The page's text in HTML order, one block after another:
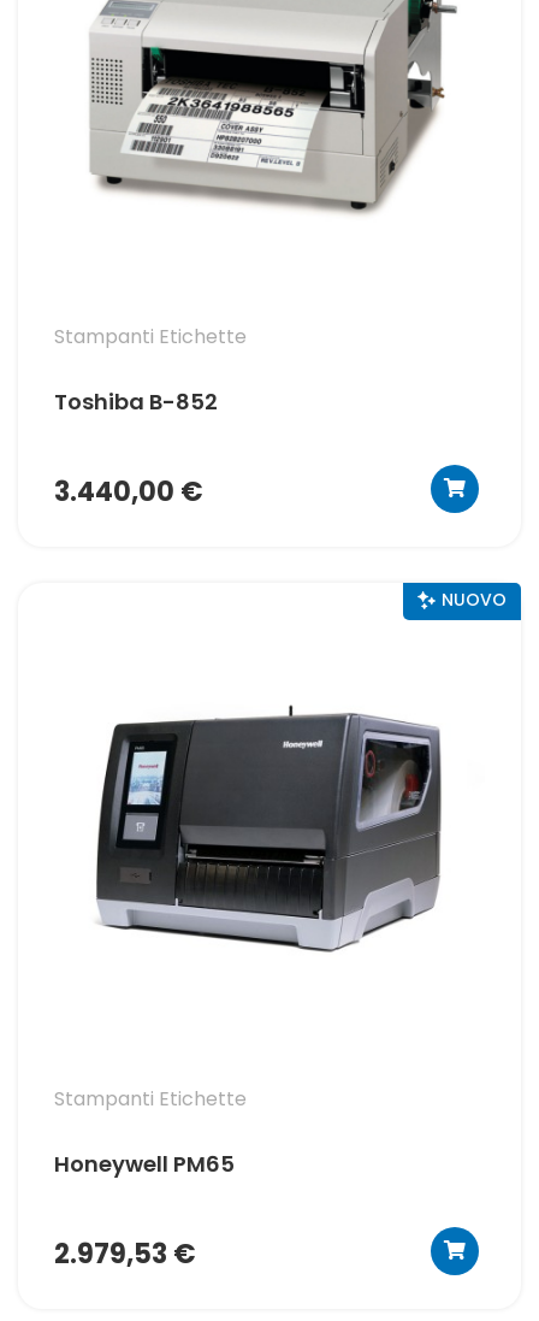
Stampanti Etichette
Toshiba B-852
3.440,00 €
Stampanti Etichette
Honeywell PM65
2.979,53 €
NUOVO